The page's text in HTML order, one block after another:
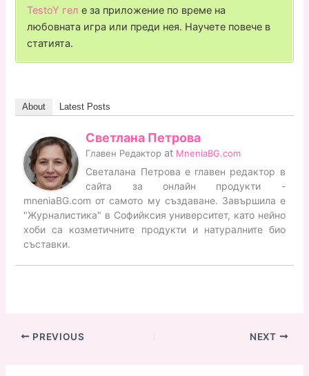
TestoY гел е за приложение по време на
любовната игра или преди нея. Научете повече в
статията.
About Latest Posts
Светлана Петрова
Главен Редактор at MneniaBG.com
Светалана Петрова е главен редактор в
сайта за онлайн продукти -
mneniaBG.com от самото му създаване. Завършила е
"Журналистика" в Софийксия университет, като нейно
хоби са козметичните продукти и натуралните био
съставки.
PREVIOUS NEXT